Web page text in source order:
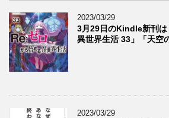
2023/03/29
3月29日のKindle新刊は
異世界生活 33」「天
2023/03/29